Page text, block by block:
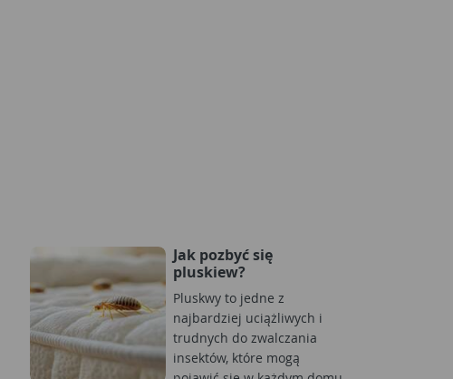
Jak pozbyć się
pluskiew?
Pluskwy to jedne z
najbardziej uciążliwych i
trudnych do zwalczania
insektów, które mogą